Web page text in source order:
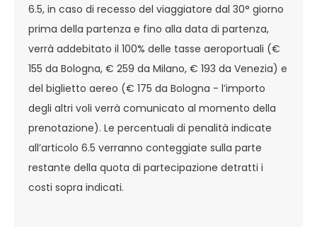
6.5, in caso di recesso del viaggiatore dal 30° giorno
prima della partenza e fino alla data di partenza,
verrà addebitato il 100% delle tasse aeroportuali (€
155 da Bologna, € 259 da Milano, € 193 da Venezia) e
del biglietto aereo (€ 175 da Bologna - l’importo
degli altri voli verrà comunicato al momento della
prenotazione). Le percentuali di penalità indicate
all’articolo 6.5 verranno conteggiate sulla parte
restante della quota di partecipazione detratti i
costi sopra indicati.